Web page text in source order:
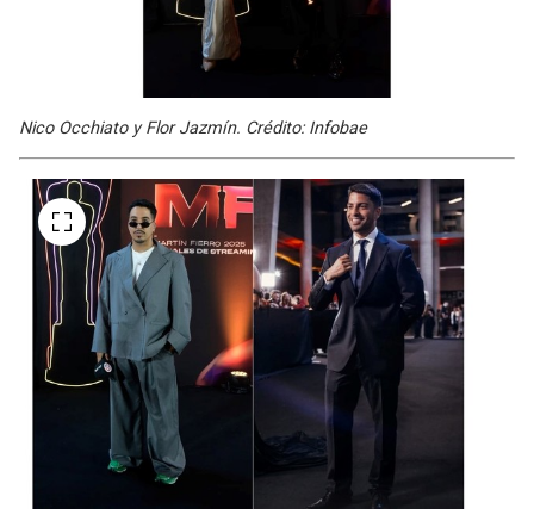
Nico Occhiato y Flor Jazmín. Crédito: Infobae